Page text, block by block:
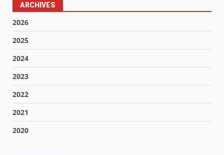
ARCHIVES
2026
2025
2024
2023
2022
2021
2020